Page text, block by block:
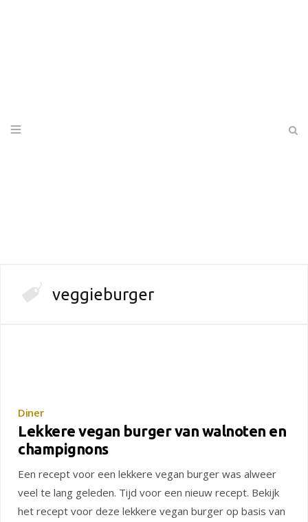
veggieburger
Diner
Lekkere vegan burger van walnoten en
champignons
Een recept voor een lekkere vegan burger was alweer
veel te lang geleden. Tijd voor een nieuw recept. Bekijk
het recept voor deze lekkere vegan burger op basis van